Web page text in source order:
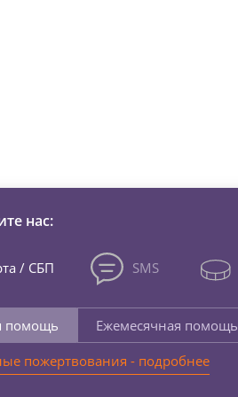
нас:
/ СБП SMS
помощь
Ежемесячная помощь
пожертвования - подробнее